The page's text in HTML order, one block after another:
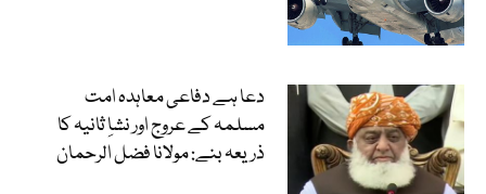
دعا ہے دفاعی معاہدہ امت
مسلمہ کے عروج اور نشاِ ثانیہ کا
ذریعہ بنے: مولانا فضل الرحمان